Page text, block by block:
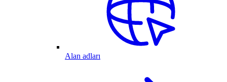
Alan adları